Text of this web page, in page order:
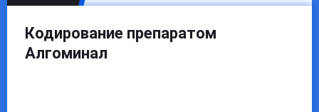
Кодирование препаратом
Алгоминал